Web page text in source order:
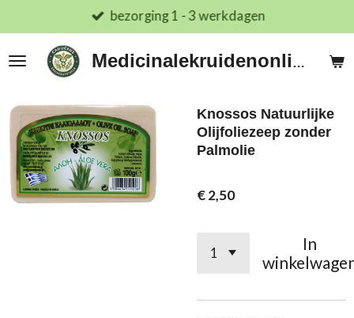
direct
naar
Medicinalekruidenonline.nl
bezorging 1 - 3 werkdagen
Knossos Natuurlijke
Olijfoliezeep zonder
Palmolie
€ 2,50
In